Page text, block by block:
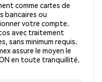
comme cartes de
bancaires ou
votre compte.
avec traitement
sans minimum requis.
assure le moyen le
en toute tranquillité.